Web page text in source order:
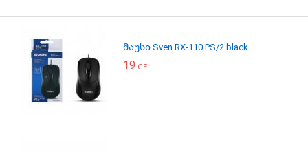
მაუსი Sven RX-110 PS/2 black
19 GEL